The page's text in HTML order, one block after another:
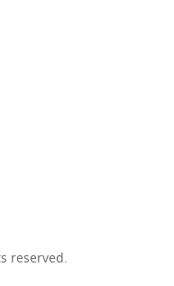
reserved.